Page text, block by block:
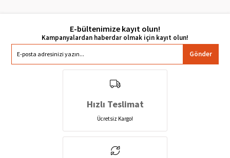
E-bültenimize kayıt olun!
Gönder
Hızlı Teslimat
Ücretsiz Kargo!